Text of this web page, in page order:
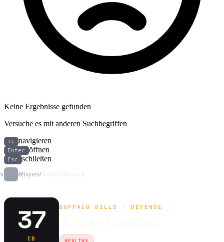
Keine Ergebnisse gefunden
Versuche es mit anderen Suchbegriffen
↑↓ navigieren
Enter öffnen
Esc schließen
/Players/ Jordan Hancock
37
CB
BUFFALO BILLS · DEFENSE
HEALTHY